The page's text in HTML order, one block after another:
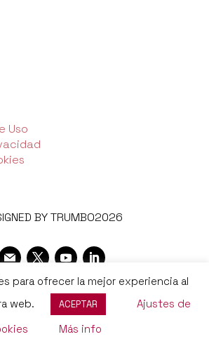
Uso
BY TRUMBO2026
para ofrecer la mejor experiencia al
web.
ACEPTAR
Ajustes de
Más info